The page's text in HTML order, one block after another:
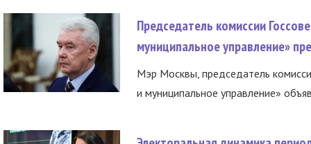
Председатель комиссии
муниципальное управление»
Мэр Москвы, председатель
и муниципальное управление»